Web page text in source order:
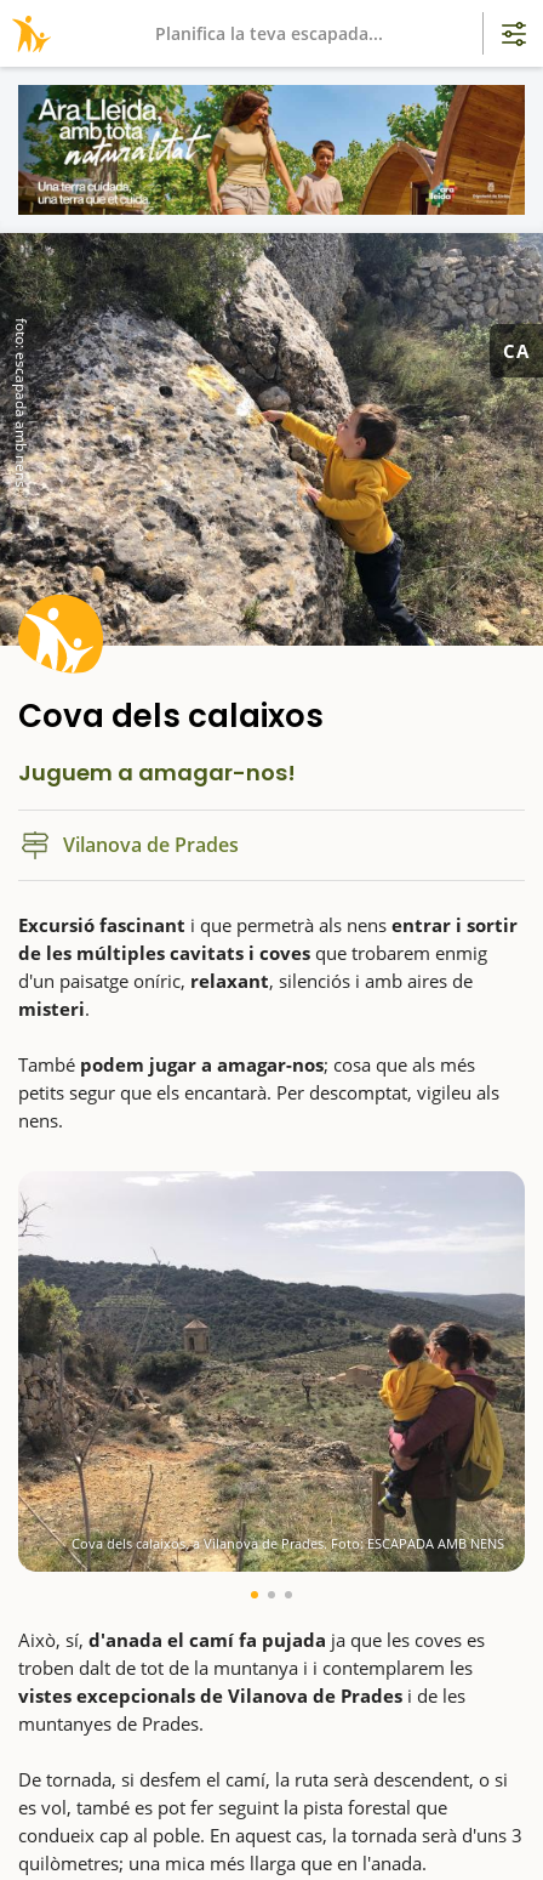
CA
Cova dels calaixos
foto: escapada amb nens
Juguem a amagar-nos!
Vilanova de Prades
Excursió fascinant i que permetrà als nens entrar i sortir
de les múltiples cavitats i coves que trobarem enmig
d'un paisatge oníric, relaxant, silenciós i amb aires de
misteri.
També podem jugar a amagar-nos; cosa que als més
petits segur que els encantarà. Per descomptat, vigileu als
nens.
Cova dels calaixos, a Vilanova de Prades. Foto: ESCAPADA AMB NENS
Això, sí, d'anada el camí fa pujada ja que les coves es
troben dalt de tot de la muntanya i i contemplarem les
vistes excepcionals de Vilanova de Prades i de les
muntanyes de Prades.
De tornada, si desfem el camí, la ruta serà descendent, o si
es vol, també es pot fer seguint la pista forestal que
condueix cap al poble. En aquest cas, la tornada serà d'uns 3
quilòmetres; una mica més llarga que en l'anada.
Planifica la teva escapada...